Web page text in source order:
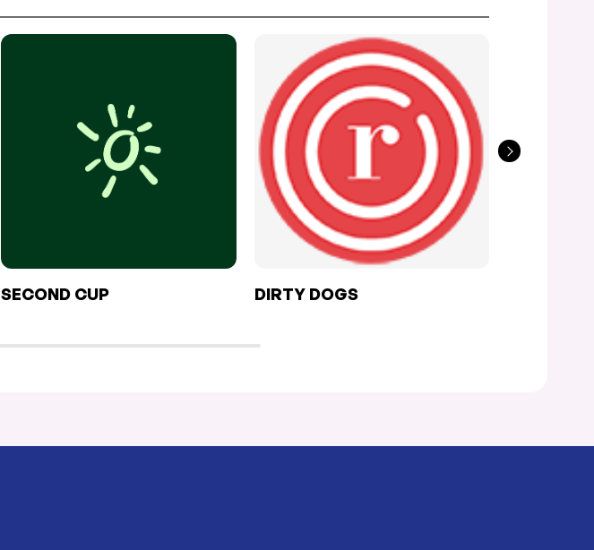
SECOND CUP DIRTY DOGS